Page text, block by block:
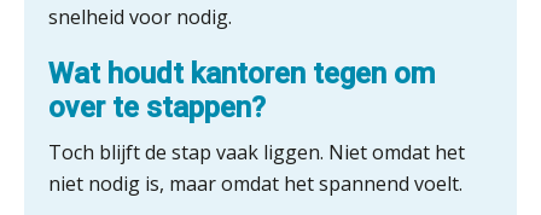
snelheid voor nodig.
Wat houdt kantoren tegen om
over te stappen?
Toch blijft de stap vaak liggen. Niet omdat het
niet nodig is, maar omdat het spannend voelt.
de autonome AI-boekhouder
De curator klopt aan: wat moet een
accountantskantoor afgeven bij een
faillissement van een klant?